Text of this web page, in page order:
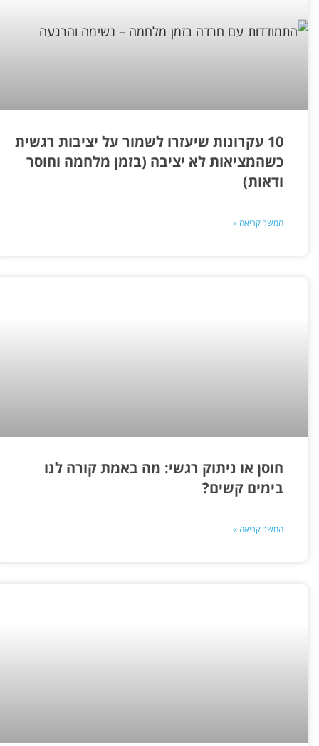
10 עקרונות שיעזרו לשמור על יציבות רגשית
כשהמציאות לא יציבה (בזמן מלחמה וחוסר
ודאות)
המשך קריאה »
חוסן או ניתוק רגשי: מה באמת קורה לנו
בימים קשים?
המשך קריאה »